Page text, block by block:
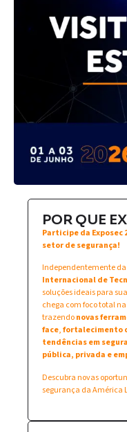
POR QUE
Participe da Exposec
setor de segurança!
Independentemente
Internacional de
soluções ideais para
chega com foco total na
trazendonovas
face,fortalecimento
tendências em
pública, privada e
Descubra novas
segurança da América